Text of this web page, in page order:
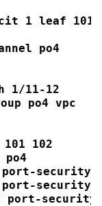
1 leaf 101
po4
1/11-12
po4 vpc
102
security
port-security
port-security